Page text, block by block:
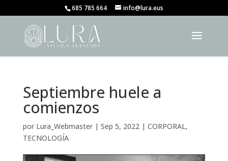
685 785 664 info@lura.eus
Septiembre huele a
comienzos
por Lura_Webmaster| Sep 5, 2022| CORPORAL,
TECNOLOGÍA